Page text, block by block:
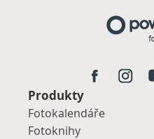
Produkty
Fotokalendáře
Fotoknihy